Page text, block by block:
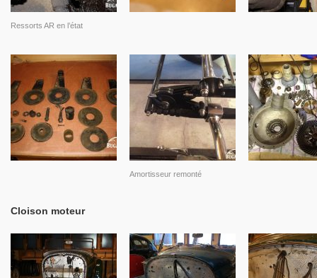
Ressorts AR en l’état
Amortisseur remonté
Cloison moteur